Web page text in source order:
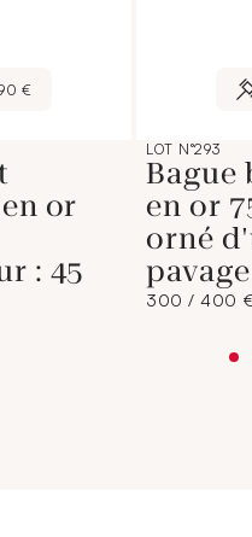
€
or
: 45
LOT N°293
Bague
en or
orné
300 / 400 €